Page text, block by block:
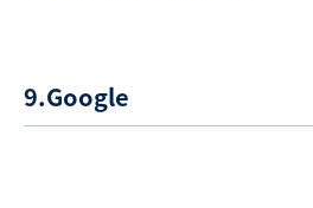
9.Google